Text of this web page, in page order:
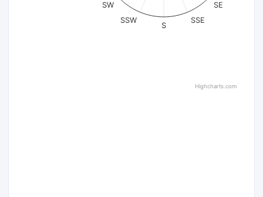
SE
SSE
S
SSW
SW
Highcharts.com